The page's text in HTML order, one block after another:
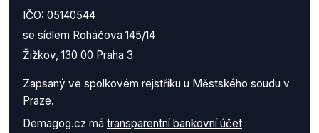
IČO: 05140544
se sídlem Roháčova 145/14
Žižkov, 130 00 Praha 3
Zapsaný ve spolkovém rejstříku u Městského soudu v
Praze.
Demagog.cz má transparentní bankovní účet